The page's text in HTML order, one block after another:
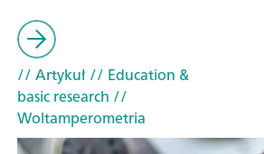
// Artykuł// Education &
basic research //
Woltamperometria